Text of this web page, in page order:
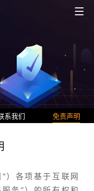
系我们 免责声明
）各项基于互联网